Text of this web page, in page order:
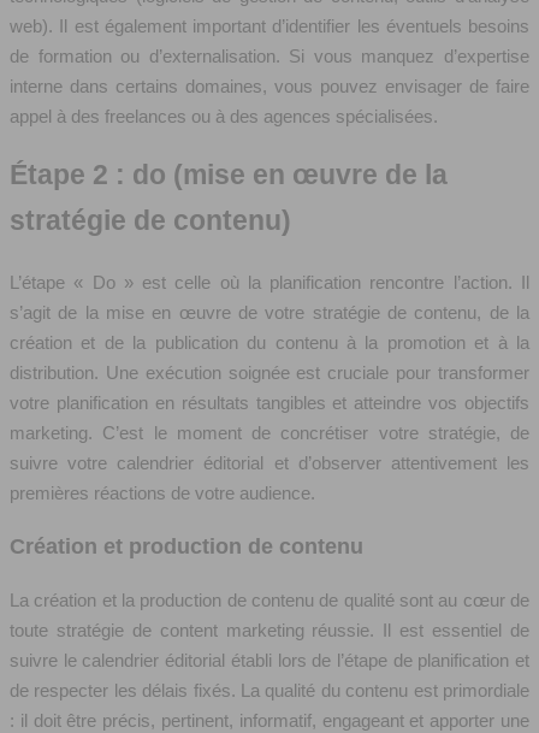
web). Il est également important d’identifier les éventuels besoins
de formation ou d’externalisation. Si vous manquez d’expertise
interne dans certains domaines, vous pouvez envisager de faire
appel à des freelances ou à des agences spécialisées.
Étape 2 : do (mise en œuvre de la
stratégie de contenu)
L’étape « Do » est celle où la planification rencontre l’action. Il
s’agit de la mise en œuvre de votre stratégie de contenu, de la
création et de la publication du contenu à la promotion et à la
distribution. Une exécution soignée est cruciale pour transformer
votre planification en résultats tangibles et atteindre vos objectifs
marketing. C’est le moment de concrétiser votre stratégie, de
suivre votre calendrier éditorial et d’observer attentivement les
premières réactions de votre audience.
Création et production de contenu
La création et la production de contenu de qualité sont au cœur de
toute stratégie de content marketing réussie. Il est essentiel de
suivre le calendrier éditorial établi lors de l’étape de planification et
de respecter les délais fixés. La qualité du contenu est primordiale
: il doit être précis, pertinent, informatif, engageant et apporter une